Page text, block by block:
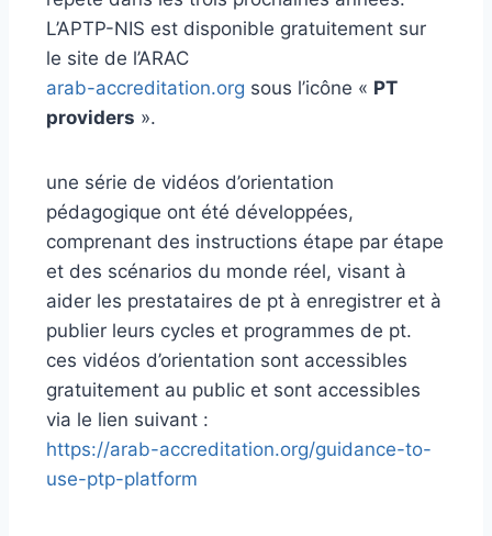
L’APTP-NIS est disponible gratuitement sur
le site de l’ARAC
arab-accreditation.org sous l’icône « PT
providers ».
une série de vidéos d’orientation
pédagogique ont été développées,
comprenant des instructions étape par étape
et des scénarios du monde réel, visant à
aider les prestataires de pt à enregistrer et à
publier leurs cycles et programmes de pt.
ces vidéos d’orientation sont accessibles
gratuitement au public et sont accessibles
via le lien suivant :
https://arab-accreditation.org/guidance-to-
use-ptp-platform